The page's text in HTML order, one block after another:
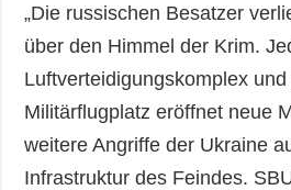
„Die russischen Besatzer
über den Himmel der Krim.
Luftverteidigungskomplex
Militärflugplatz eröffnet neue
weitere Angriffe der Ukraine
Infrastruktur des Feindes.